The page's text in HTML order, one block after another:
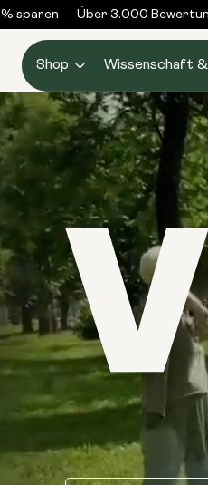
InhaltÜber 3.000 Bewertungen
Shop Wissenschaft